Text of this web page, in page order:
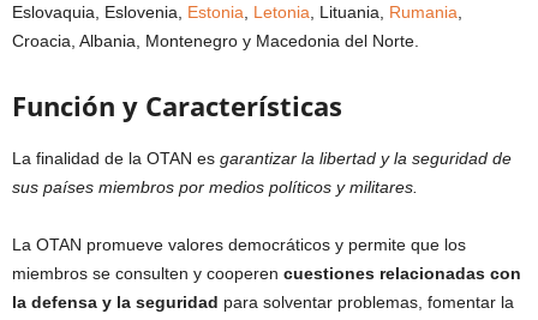
Eslovaquia, Eslovenia, Estonia Letonia , Lituania, Rumania
Croacia, Albania, Montenegro y Macedonia del Norte.
Función y Características
La finalidad de la OTAN es garantizar la libertad y la seguridad de
sus países miembros por medios políticos y militares.
La OTAN promueve valores democráticos y permite que los
miembros se consulten y cooperen cuestiones relacionadas con
la defensa y la seguridad para solventar problemas, fomentar la